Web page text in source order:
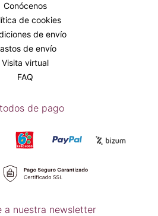
Conócenos
de cookies
de envío
de envío
Visita virtual
FAQ
de pago
a nuestra newsletter